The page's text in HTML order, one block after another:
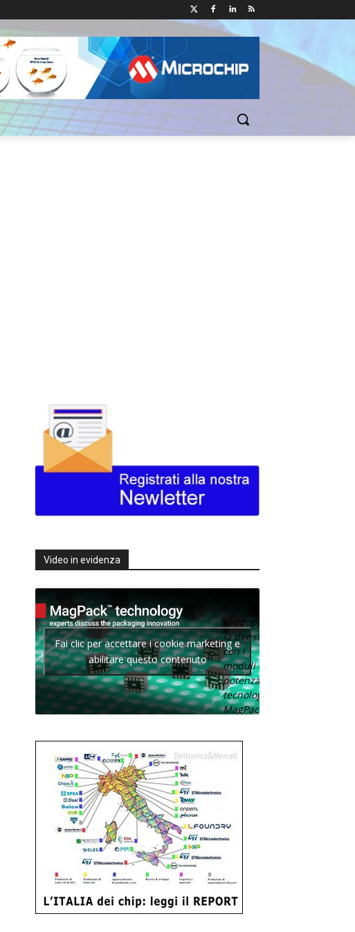
Video in evidenza
Texas
raddoppia
la densità
con i
moduli di
potenza con
tecnologia
MagPack.
Fai clic per accettare i cookie marketing e
abilitare questo contenuto